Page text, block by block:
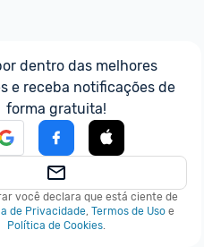
dentro das melhores
e receba notificações de
forma gratuita!
você declara que está ciente de
de Privacidade, Termos de Uso e
Política de Cookies.